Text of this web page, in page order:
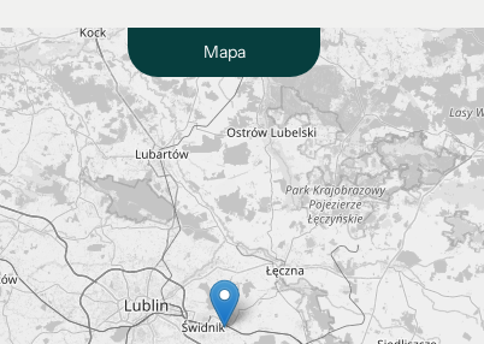
Mapa